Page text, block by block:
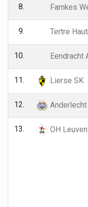
8. Famkes
9. Tertre
10. Eendracht
11. Lierse SK
12. Anderlecht
13. OH Leuven